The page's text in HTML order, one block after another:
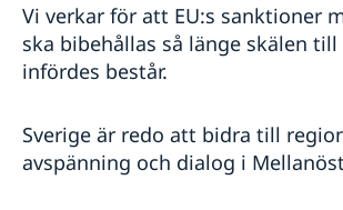
Vi verkar för att EU:s sanktioner
ska bibehållas så länge skälen
infördes består.
Sverige är redo att bidra till
avspänning och dialog i